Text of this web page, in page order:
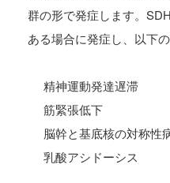
群の形で発症します。
ある場合に発症し、以下
精神運動発達遅滞
筋緊張低下
脳幹と基底核の対称性
乳酸アシドーシス